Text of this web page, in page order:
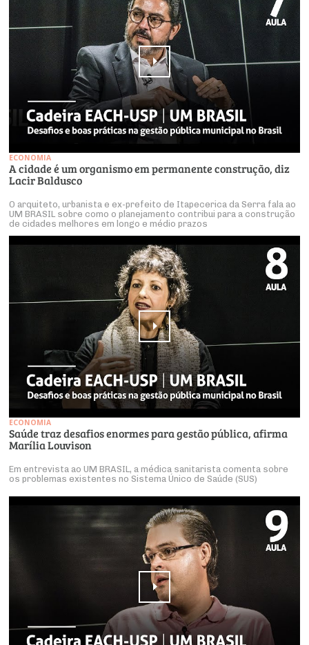
ECONOMIA
A cidade é um organismo em permanente construção, diz
Lacir Baldusco
O arquiteto, urbanista e ex-prefeito de Itapecerica da Serra fala ao
UM BRASIL sobre como o planejamento contribui para a construção
de cidades melhores em longo e médio prazos
ECONOMIA
Saúde traz desafios enormes para gestão pública, afirma
Marília Louvison
Em entrevista ao UM BRASIL, a médica sanitarista comenta sobre
os problemas existentes no Sistema Único de Saúde (SUS)